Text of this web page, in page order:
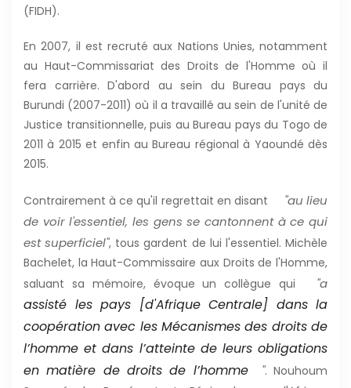
(FIDH).
En 2007, il est recruté aux Nations Unies, notamment
au Haut-Commissariat des Droits de l'Homme où il
fera carrière. D'abord au sein du Bureau pays du
Burundi (2007-2011) où il a travaillé au sein de l'unité de
Justice transitionnelle, puis au Bureau pays du Togo de
2011 à 2015 et enfin au Bureau régional à Yaoundé dès
2015.
Contrairement à ce qu'il regrettait en disant
"au lieu
de voir l'essentiel, les gens se cantonnent à ce qui
est superficiel", tous gardent de lui l'essentiel. Michèle
Bachelet, la Haut-Commissaire aux Droits de l'Homme,
saluant sa mémoire, évoque un collègue qui
"a
assisté les pays [d'Afrique Centrale] dans la
coopération avec les Mécanismes des droits de
l’homme et dans l’atteinte de leurs obligations
en matière de droits de l’homme
". Nouhoum